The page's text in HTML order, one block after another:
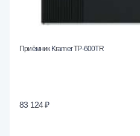
Приёмник Kramer TP-600TR
83 124 ₽